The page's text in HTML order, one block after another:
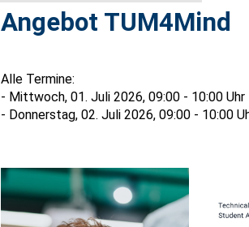
Angebot TUM4Mind
Alle Termine:
- Mittwoch, 01. Juli 2026, 09:00 - 10:00 Uhr
- Donnerstag, 02. Juli 2026, 09:00 - 10:00